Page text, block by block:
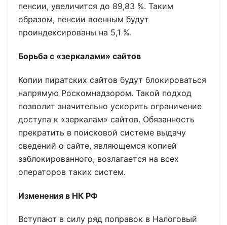
пенсии, увеличится до 89,83 %. Таким
образом, пенсии военным будут
проиндексированы на 5,1 %.
Борьба с «зеркалами» сайтов
Копии пиратских сайтов будут блокироваться
напрямую Роскомнадзором. Такой подход
позволит значительно ускорить ограничение
доступа к «зеркалам» сайтов. Обязанность
прекратить в поисковой системе выдачу
сведений о сайте, являющемся копией
заблокированного, возлагается на всех
операторов таких систем.
Изменения в НК РФ
Вступают в силу ряд поправок в Налоговый